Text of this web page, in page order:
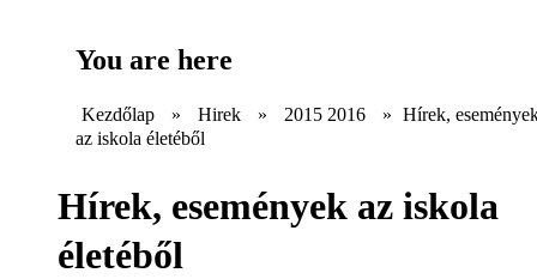
You are here
Kezdőlap » Hirek » 2015 2016 » Hírek,
az iskola életéből
Hírek, események az iskola
életéből